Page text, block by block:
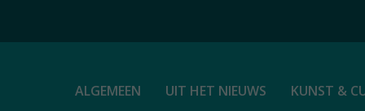
ALGEMEEN UIT HET NIEUWS KUNST &